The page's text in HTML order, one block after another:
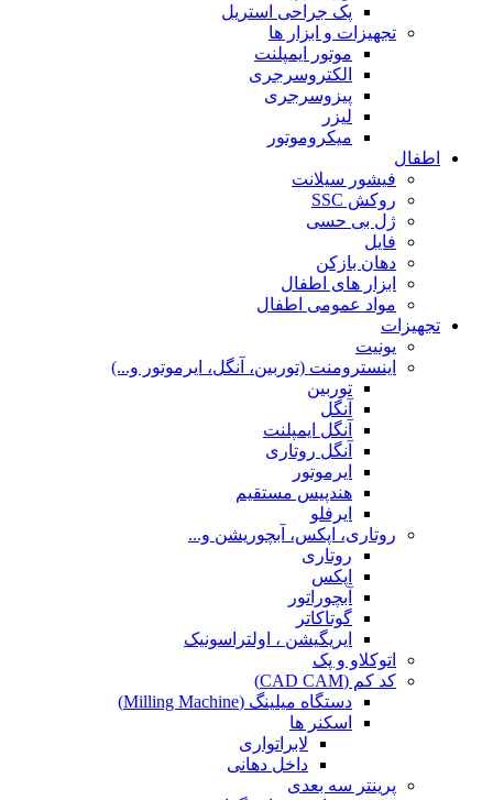
پک جراحی استریل
تجهیزات و ابزار ها
موتور ایمپلنت
الکتروسرجری
پیزوسرجری
لیزر
میکروموتور
اطفال
فیشور سیلانت
روکش SSC
ژل بی حسی
فایل
دهان بازکن
ابزار های اطفال
مواد عمومی اطفال
تجهیزات
یونیت
اینسترومنت (توربین، آنگل، ایرموتور و...)
توربین
آنگل
آنگل ایمپلنت
آنگل روتاری
ایرموتور
هندپیس مستقیم
ایرفلو
روتاری، اپکس، آبچوریشن و...
روتاری
اپکس
آبچوراتور
گوتاکاتر
ایریگیشن ، اولتراسونیک
اتوکلاو و پک
کد کم (CAD CAM)
دستگاه میلینگ (Milling Machine)
اسکنر ها
لابراتواری
داخل دهانی
پرینتر سه بعدی